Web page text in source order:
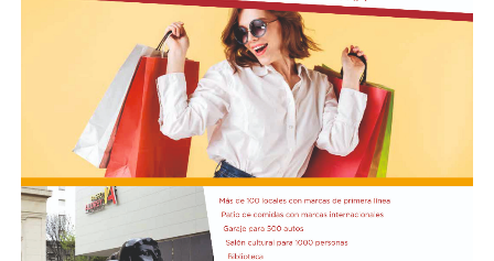
En relación al Ciclo Mes de la Niñez, este viernes 7 de
agosto a las 17:30 se presentarán “Los cuentos de
Charo” y la narración de poesías populares infantiles a
cargo de María del Rosario Gerez Martínez.
En tanto, el viernes 21 a las 17:30 se desarrollará “El
Cerebro Mágico: construyendo preguntas, respuestas y
circuitos”, a cargo de María Paula Algote. Se trata de un
taller práctico de arte, ciencia y tecnología en el que al
finalizar cada participante se lleva su propia creación